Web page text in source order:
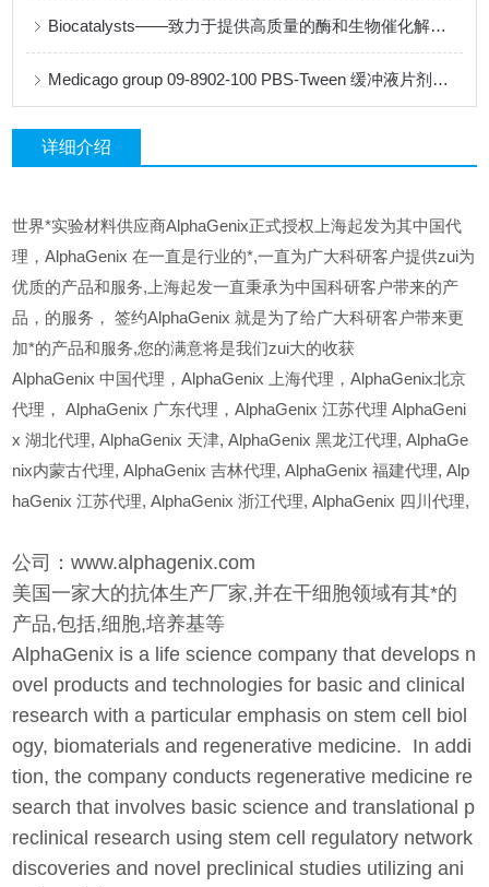
Biocatalysts——致力于提供高质量的酶和生物催化解决方案
Medicago group 09-8902-100 PBS-Tween 缓冲液片剂说明书
详细介绍
世界*实验材料供应商AlphaGenix正式授权上海起发为其中国代
理，AlphaGenix 在一直是行业的*,一直为广大科研客户提供zui为
优质的产品和服务,上海起发一直秉承为中国科研客户带来的产
品，的服务，
签约AlphaGenix 就是为了给广大科研客户带来更
加*的产品和服务,您的满意将是我们zui大的收获
AlphaGenix中国代理，AlphaGenix 上海代理，AlphaGenix北京
代理， AlphaGenix 广东代理，AlphaGenix 江苏代理 AlphaGeni
x 湖北代理, AlphaGenix 天津, AlphaGenix黑龙江代理, AlphaGe
nix内蒙古代理, AlphaGenix吉林代理, AlphaGenix福建代理, Alp
haGenix江苏代理, AlphaGenix浙江代理, AlphaGenix 四川代理,
公司：www.alphagenix.com
美国一家大的抗体生产厂家,并在干细胞领域有其*的
产品,包括,细胞,培养基等
AlphaGenix is a life science company that develops n
ovel products and technologies for basic and clinical
research with a particular emphasis on stem cell biol
ogy, biomaterials and regenerative medicine. In addi
tion, the company conducts regenerative medicine re
search that involves basic science and translational p
reclinical research using stem cell regulatory network
discoveries and novel preclinical studies utilizing ani